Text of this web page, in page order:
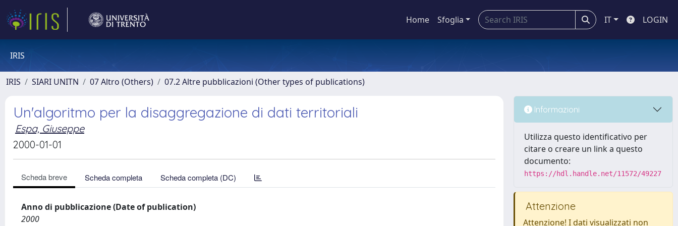
Home Sfoglia IT LOGIN
IRIS
IRIS SIARI UNITN 07 Altro (Others) 07.2 Altre pubblicazioni (Other types of publications)
Un'algoritmo per la disaggregazione di dati territoriali
Espa, Giuseppe
2000-01-01
Scheda breve Scheda completa Scheda completa (DC)
Anno di pubblicazione (Date of publication)
2000
Informazioni
Utilizza questo identificativo per
citare o creare un link a questo
documento:
https://hdl.handle.net/11572/49227
Attenzione
Attenzione! I dati visualizzati non